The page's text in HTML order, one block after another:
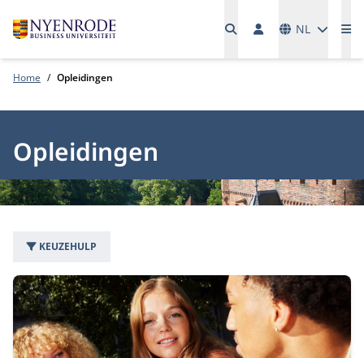
NL
Home Opleidingen
Opleidingen
KEUZEHULP
168 opleidingen